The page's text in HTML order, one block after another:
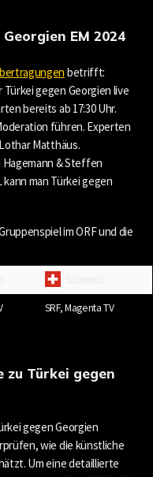
EM 2024
betrifft:
gegen Georgien live
bereits ab 17:30 Uhr.
führen. Experten
Matthäus.
& Steffen
kann man Türkei gegen
im ORF und die
SRF, Magenta TV
zu Türkei gegen
gegen Georgien
wie die künstliche
Um eine detaillierte